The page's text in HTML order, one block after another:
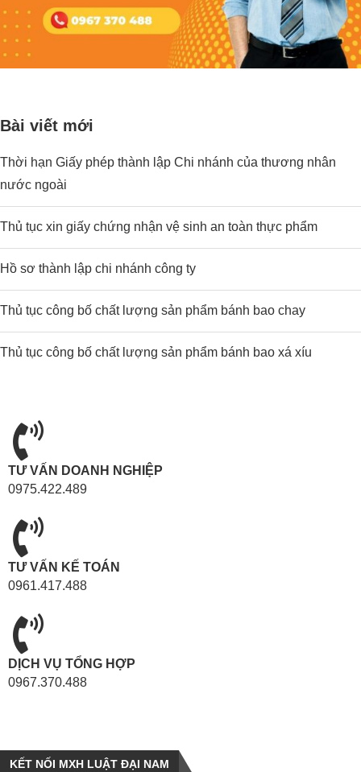
Bài viết mới
Thời hạn Giấy phép thành lập Chi nhánh của thương nhân
nước ngoài
Thủ tục xin giấy chứng nhận vệ sinh an toàn thực phẩm
Hồ sơ thành lập chi nhánh công ty
Thủ tục công bố chất lượng sản phẩm bánh bao chay
Thủ tục công bố chất lượng sản phẩm bánh bao xá xíu
TƯ VẤN DOANH NGHIỆP
0975.422.489
TƯ VẤN KẾ TOÁN
0961.417.488
DỊCH VỤ TỔNG HỢP
0967.370.488
KẾT NỐI MXH LUẬT ĐẠI NAM